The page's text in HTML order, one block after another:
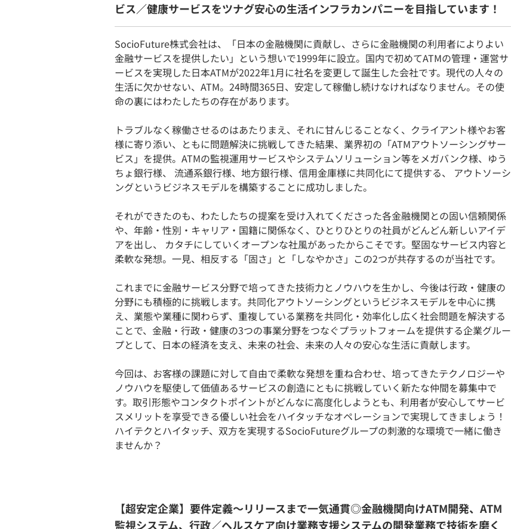
ビス／健康サービスをツナグ安心の生活インフラカンパニーを目指しています！
SocioFuture株式会社は、「日本の金融機関に貢献し、さらに金融機関の利用者によりよい
金融サービスを提供したい」という想いで1999年に設立。国内で初めてATMの管理・運営サ
ービスを実現した日本ATMが2022年1月に社名を変更して誕生した会社です。現代の人々の
生活に欠かせない、ATM。24時間365日、安定して稼働し続けなければなりません。その使
命の裏にはわたしたちの存在があります。
トラブルなく稼働させるのはあたりまえ、それに甘んじることなく、クライアント様やお客
様に寄り添い、ともに問題解決に挑戦してきた結果、業界初の「ATMアウトソーシングサー
ビス」を提供。ATMの監視運用サービスやシステムソリューション等をメガバンク様、ゆう
ちょ銀行様、 流通系銀行様、地方銀行様、信用金庫様に共同化にて提供する、 アウトソーシ
ングというビジネスモデルを構築することに成功しました。
それができたのも、わたしたちの提案を受け入れてくださった各金融機関との固い信頼関係
や、年齢・性別・キャリア・国籍に関係なく、ひとりひとりの社員がどんどん新しいアイデ
アを出し、 カタチにしていくオープンな社風があったからこそです。堅固なサービス内容と
柔軟な発想。一見、相反する「固さ」と「しなやかさ」この2つが共存するのが当社です。
これまでに金融サービス分野で培ってきた技術力とノウハウを生かし、今後は行政・健康の
分野にも積極的に挑戦します。共同化アウトソーシングというビジネスモデルを中心に携
え、業態や業種に関わらず、重複している業務を共同化・効率化し広く社会問題を解決する
ことで、金融・行政・健康の3つの事業分野をつなぐプラットフォームを提供する企業グルー
プとして、日本の経済を支え、未来の社会、未来の人々の安心な生活に貢献します。
今回は、お客様の課題に対して自由で柔軟な発想を重ね合わせ、培ってきたテクノロジーや
ノウハウを駆使して価値あるサービスの創造にともに挑戦していく新たな仲間を募集中で
す。取引形態やコンタクトポイントがどんなに高度化しようとも、利用者が安心してサービ
スメリットを享受できる優しい社会をハイタッチなオペレーションで実現してきましょう！
ハイテクとハイタッチ、双方を実現するSocioFutureグループの刺激的な環境で一緒に働き
ませんか？
【超安定企業】要件定義〜リリースまで一気通貫◎金融機関向けATM開発、ATM
監視システム、行政／ヘルスケア向け業務支援システムの開発業務で技術を磨く